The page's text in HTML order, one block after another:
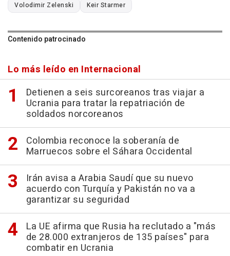
Volodimir Zelenski
Keir Starmer
Contenido patrocinado
Lo más leído en Internacional
Detienen a seis surcoreanos tras viajar a
Ucrania para tratar la repatriación de
soldados norcoreanos
Colombia reconoce la soberanía de
Marruecos sobre el Sáhara Occidental
Irán avisa a Arabia Saudí que su nuevo
acuerdo con Turquía y Pakistán no va a
garantizar su seguridad
La UE afirma que Rusia ha reclutado a "más
de 28.000 extranjeros de 135 países" para
combatir en Ucrania